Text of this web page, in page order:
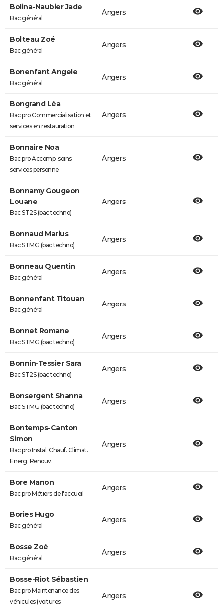
Bolina-Naubier Jade
Bac général
Angers
Bolteau Zoé
Bac général
Angers
Bonenfant Angele
Bac général
Angers
Bongrand Léa
Bac pro Commercialisation et
services en restauration
Angers
Bonnaire Noa
Bac pro Accomp. soins
services personne
Angers
Bonnamy Gougeon
Louane
Bac ST2S (bac techno)
Angers
Bonnaud Marius
Bac STMG (bac techno)
Angers
Bonneau Quentin
Bac général
Angers
Bonnenfant Titouan
Bac général
Angers
Bonnet Romane
Bac STMG (bac techno)
Angers
Bonnin-Tessier Sara
Bac ST2S (bac techno)
Angers
Bonsergent Shanna
Bac STMG (bac techno)
Angers
Bontemps-Canton
Simon
Bac pro Instal. Chauf. Climat.
Energ. Renouv.
Angers
Bore Manon
Bac pro Métiers de l'accueil
Angers
Bories Hugo
Bac général
Angers
Bosse Zoé
Bac général
Angers
Bosse-Riot Sébastien
Bac pro Maintenance des
véhicules (voitures
Angers